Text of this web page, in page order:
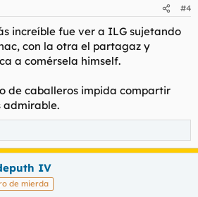
#4
increíble fue ver a ILG sujetando
con la otra el partagaz y
a comérsela himself.
de caballeros impida compartir
admirable.
IV
de mierda